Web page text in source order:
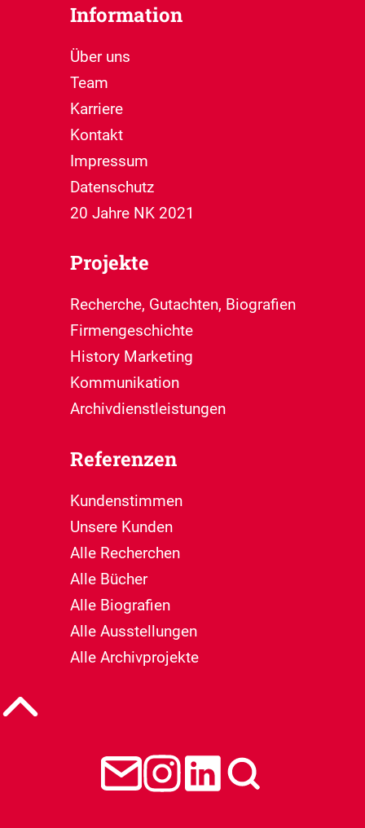
Information
Über uns
Team
Karriere
Kontakt
Impressum
Datenschutz
20 Jahre NK 2021
Projekte
Recherche, Gutachten, Biografien
Firmengeschichte
History Marketing
Kommunikation
Archivdienstleistungen
Referenzen
Kundenstimmen
Unsere Kunden
Alle Recherchen
Alle Bücher
Alle Biografien
Alle Ausstellungen
Alle Archivprojekte